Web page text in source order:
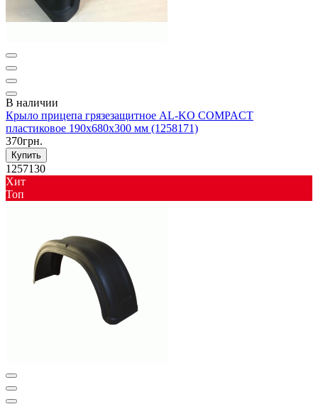
В наличии
Крыло прицепа грязезащитное AL-KO COMPACT
пластиковое 190x680x300 мм (1258171)
370грн.
Купить
1257130
Хит
Toп